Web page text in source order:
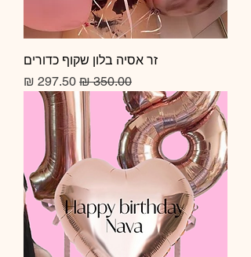
זר אסיה בלון שקוף כדורים
מחיר רגיל מחיר מבצע